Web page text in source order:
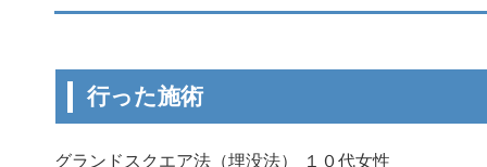
行った施術
グランドスクエア法（埋没法） １０代女性